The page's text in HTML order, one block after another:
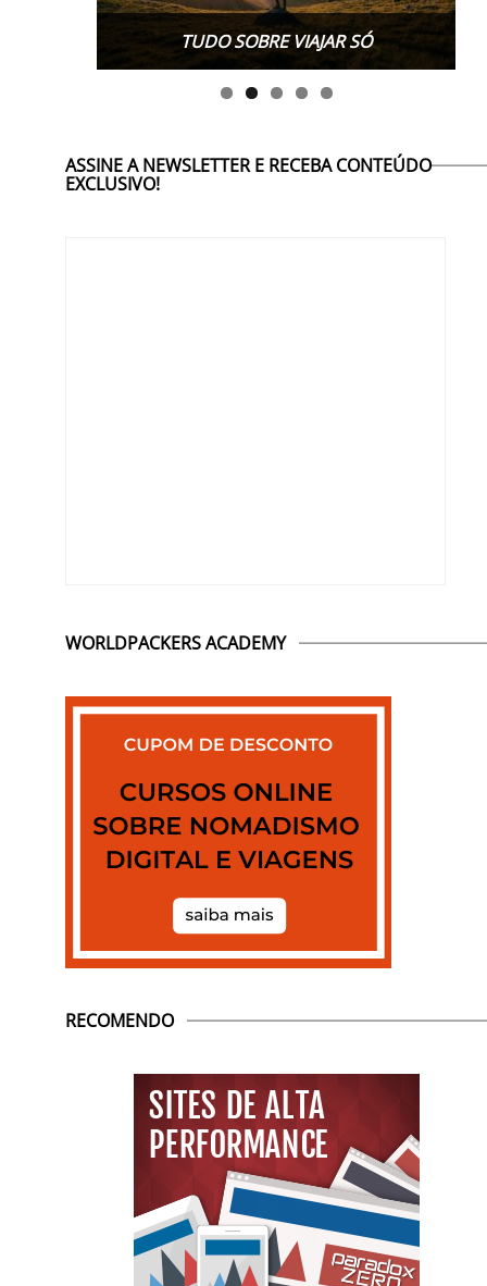
TUDO SOBRE VIAJAR SÓ
ASSINE A NEWSLETTER E RECEBA CONTEÚDO
EXCLUSIVO!
WORLDPACKERS ACADEMY
RECOMENDO